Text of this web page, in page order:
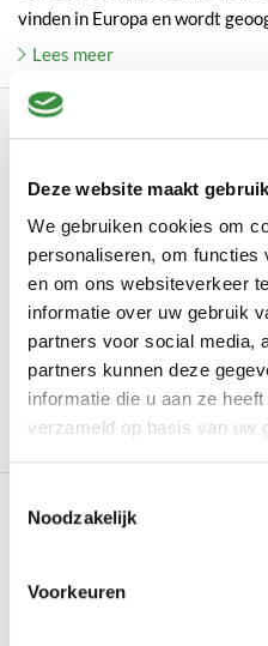
Deze website maakt
We gebruiken cookies om
personaliseren, om functies
en om ons websiteverkeer
informatie over uw gebruik
partners voor social media,
partners kunnen deze
informatie die u aan ze
verzameld op basis van uw
Noodzakelijk
Voorkeuren
vinden in Europa en wordt
Lees meer
Productbeoordelingen
5 / 5
Gebaseerd op 1 reviews
De kers op de taart!
Door W op 21-03-2025
Tijdens het 21 diner van 7
geschaafd als verrassing, Was
Productinformatie
Land van herkomst